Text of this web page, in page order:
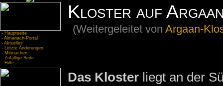
- Hauptseite
- Almanach-Portal
- Aktuelles
- Letzte Änderungen
- Mitmachen
- Zufällige Seite
- Hilfe
Kloster auf
(Weitergeleitet vonArgaan-
Das Klosterliegt an der